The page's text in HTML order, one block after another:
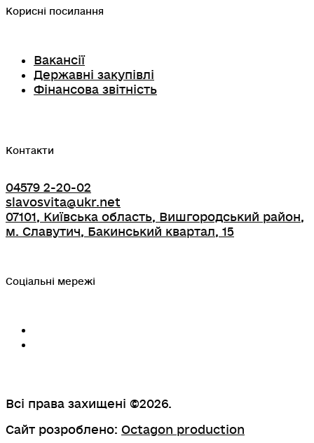
Корисні посилання
Вакансії
Державні закупівлі
Фінансова звітність
Контакти
04579 2-20-02
slavosvita@ukr.net
07101, Київська область, Вишгородський район,
м. Славутич, Бакинський квартал, 15
Соціальні мережі
Всі права захищені ©2026.
Сайт розроблено: Octagon production